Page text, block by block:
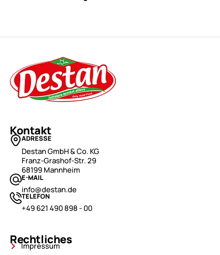
Kontakt
ADRESSE
Destan GmbH & Co. KG
Franz-Grashof-Str. 29
68199 Mannheim
E-MAIL
info@destan.de
TELEFON
+49 621 490 898 - 00
Rechtliches
Impressum